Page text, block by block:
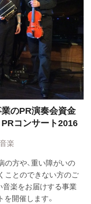
のPR演奏会資金
コンサート2016
音楽
方や、重い障がいの
ことのできない方のご
楽をお届けする事業
開催します。